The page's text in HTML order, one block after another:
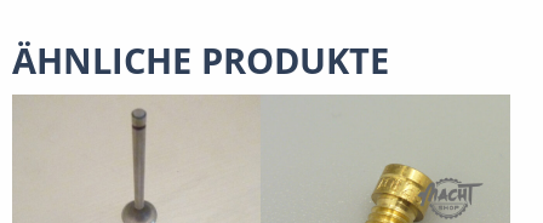
ÄHNLICHE PRODUKTE